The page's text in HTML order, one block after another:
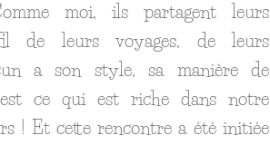
moi, ils partagent leurs
de leurs voyages, de leurs
a son style, sa manière de
ce qui est riche dans notre
! Et cette rencontre a été initiée